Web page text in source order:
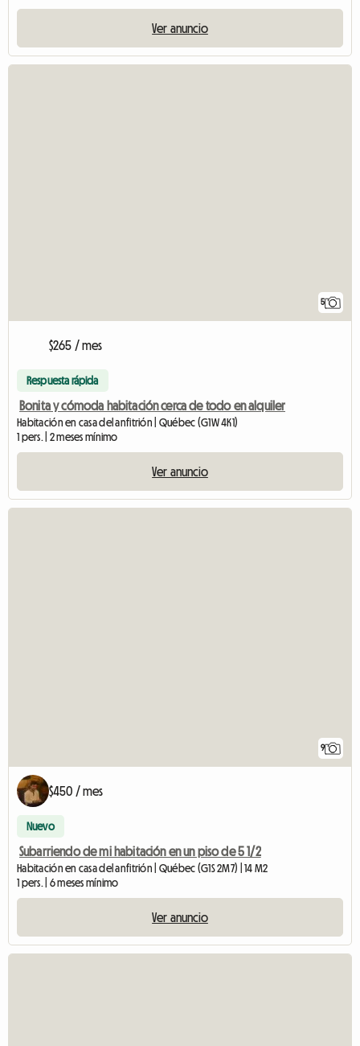
Ver anuncio
5
$265 / mes
Respuesta rápida
Bonita y cómoda habitación cerca de todo en alquiler
Habitación en casa del anfitrión | Québec (G1W 4K1)
1 pers. | 2 meses mínimo
Ver anuncio
9
$450 / mes
Nuevo
Subarriendo de mi habitación en un piso de 5 1/2
Habitación en casa del anfitrión | Québec (G1S 2M7) | 14 M2
1 pers. | 6 meses mínimo
Ver anuncio